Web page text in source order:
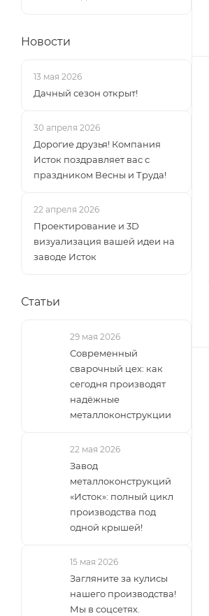
Новости
13 мая 2026
Дачный сезон открыт!
30 апреля 2026
Дорогие друзья! Компания
Исток поздравляет вас с
праздником Весны и Труда!
22 апреля 2026
Проектирование и 3D
визуализация вашей идеи на
заводе Исток
Статьи
29 мая 2026
Современный
сварочный цех: как
сегодня производят
надёжные
металлоконструкции
22 мая 2026
Завод
металлоконструкций
«Исток»: полный цикл
производства под
одной крышей!
15 мая 2026
Загляните за кулисы
нашего производства!
Мы в соцсетях.